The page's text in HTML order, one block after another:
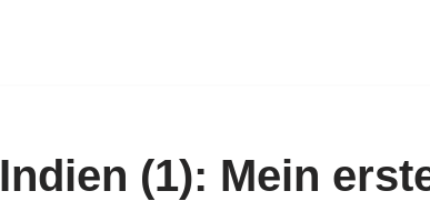
Indien (1): Mein